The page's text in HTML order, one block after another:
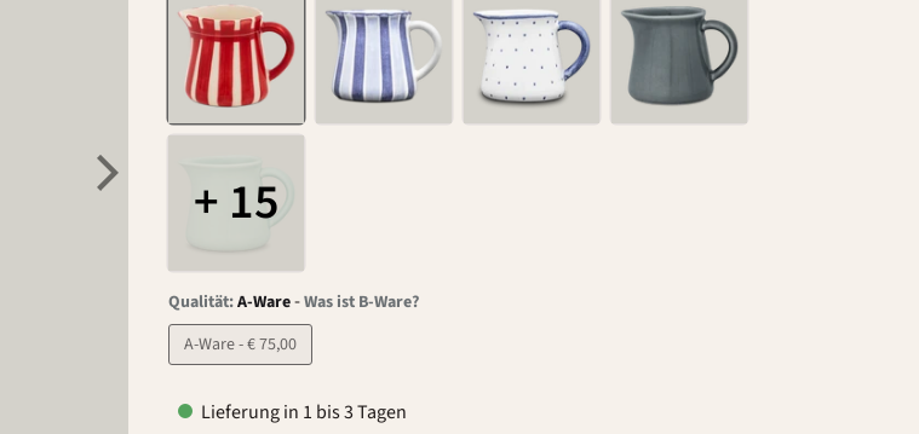
+ 15
Qualität:A-Ware-Was ist B-Ware?
A-Ware - € 75,00
Lieferung in 1 bis 3 Tagen